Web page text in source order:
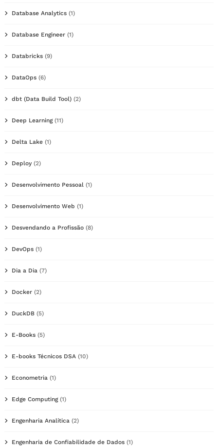
Database Analytics (1)
Database Engineer (1)
Databricks (9)
DataOps (6)
dbt (Data Build Tool) (2)
Deep Learning(11)
Delta Lake (1)
Deploy (2)
Desenvolvimento Pessoal (1)
Desenvolvimento Web (1)
Desvendando a Profissão (8)
DevOps (1)
Dia a Dia (7)
Docker (2)
DuckDB (5)
E-Books (5)
E-books Técnicos DSA (10)
Econometria (1)
Edge Computing(1)
Engenharia Analítica (2)
Engenharia de Confiabilidade de Dados (1)